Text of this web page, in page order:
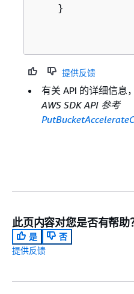
    }
提供反馈
有关 API 的详细信息
AWS SDK API 参考
此页内容对您是否有帮助
是
否
提供反馈